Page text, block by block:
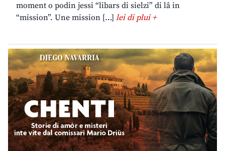
moment o podin jessi “libars di sielzi” di lâ in
“mission”. Une mission […] lei di plui +